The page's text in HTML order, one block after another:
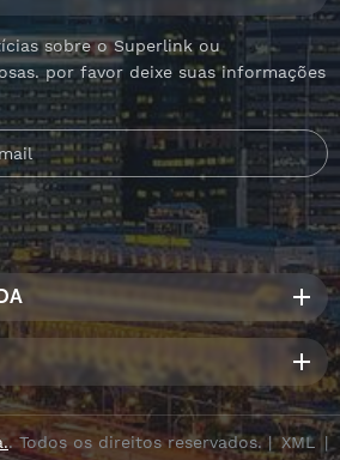
sobre o Superlink ou
por favor deixe suas informações
. Todos os direitos reservados. | XML |